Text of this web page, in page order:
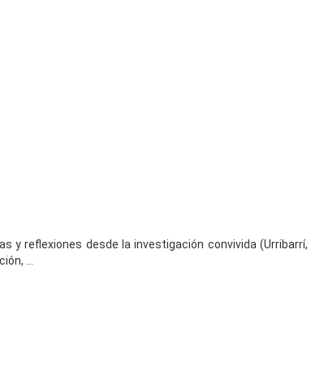
y reflexiones desde la investigación convivida
...